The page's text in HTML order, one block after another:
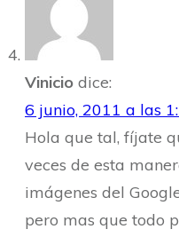
Vinicio dice:
6 junio, 2011 a las
Hola que tal, fíjate
veces de esta
imágenes del
pero mas que todo